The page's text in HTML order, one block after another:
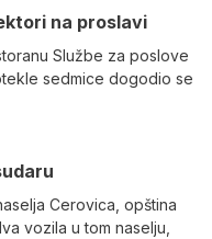
na proslavi
Službe za poslove
sedmice dogodio se
Cerovica, opština
vozila u tom naselju,